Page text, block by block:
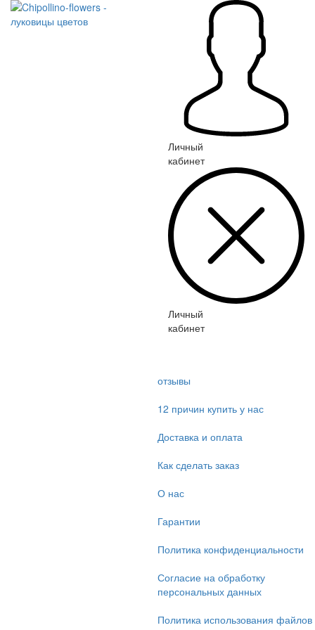
Личный
кабинет
Личный
кабинет
отзывы
12 причин купить у нас
Доставка и оплата
Как сделать заказ
О нас
Гарантии
Политика конфиденциальности
Согласие на обработку
персональных данных
Политика использования файлов